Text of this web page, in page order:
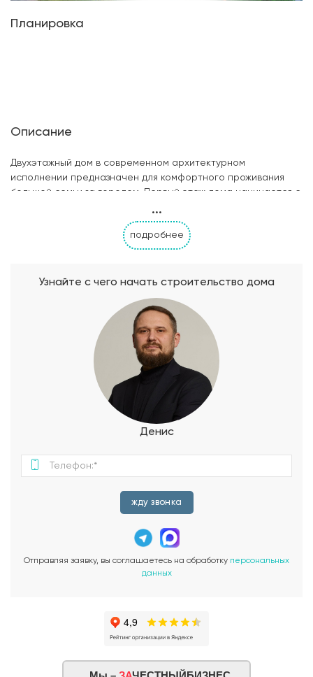
Планировка
Описание
Двухэтажный дом в современном архитектурном
исполнении предназначен для комфортного проживания
большой семьи за городом. Первый этаж дома начинается с
тамбур. По правую сторону от входа располагается
профессионально оборудованная котельная.
Вместительная прихожая ведет в холл этажа и уютную
размещаются совмещенный санузел и кладовая,
удобным архитектурным решением стало устройство двух
дверных проемов в кухню: из коридора и из гостиной.
Обособленность рабочей зоны кухни позволяет
изолировать гостиную от запахов и звуков. Ярко освещенная
гостиная S=27,9 м2 имеет выход на летнюю террасу, где
хозяева могут организовывать совместный отдых на свежем
воздухе. Поднявшись на второй этаж, Вы попадаете в
длинный коридор, соединяющий между собой 4 спальни и
два санузла, один из которых оборудован местом для ванны.
...
подробнее
Узнайте с чего начать строительство дома
Денис
жду звонка
Отправляя заявку, вы соглашаетесь на обработку персональных
данных